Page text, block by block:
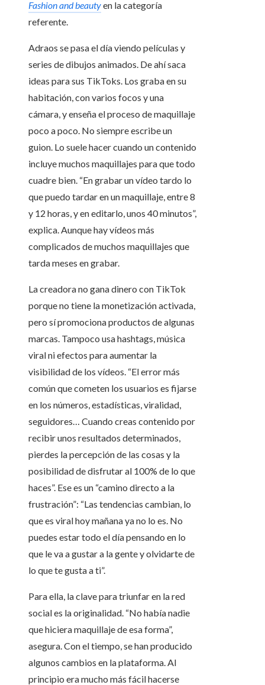
Fashion and beautyen la categoría
referente.
Adraos se pasa el día viendo películas y
series de dibujos animados. De ahí saca
ideas para sus TikToks. Los graba en su
habitación, con varios focos y una
cámara, y enseña el proceso de maquillaje
poco a poco. No siempre escribe un
guion. Lo suele hacer cuando un contenido
incluye muchos maquillajes para que todo
cuadre bien. “En grabar un vídeo tardo lo
que puedo tardar en un maquillaje, entre 8
y 12 horas, y en editarlo, unos 40 minutos”,
explica. Aunque hay vídeos más
complicados de muchos maquillajes que
tarda meses en grabar.
La creadora no gana dinero con TikTok
porque no tiene la monetización activada,
pero sí promociona productos de algunas
marcas. Tampoco usa hashtags, música
viral ni efectos para aumentar la
visibilidad de los vídeos. “El error más
común que cometen los usuarios es fijarse
en los números, estadísticas, viralidad,
seguidores… Cuando creas contenido por
recibir unos resultados determinados,
pierdes la percepción de las cosas y la
posibilidad de disfrutar al 100% de lo que
haces”. Ese es un “camino directo a la
frustración”: “Las tendencias cambian, lo
que es viral hoy mañana ya no lo es. No
puedes estar todo el día pensando en lo
que le va a gustar a la gente y olvidarte de
lo que te gusta a ti”.
Para ella, la clave para triunfar en la red
social es la originalidad. “No había nadie
que hiciera maquillaje de esa forma”,
asegura. Con el tiempo, se han producido
algunos cambios en la plataforma. Al
principio era mucho más fácil hacerse